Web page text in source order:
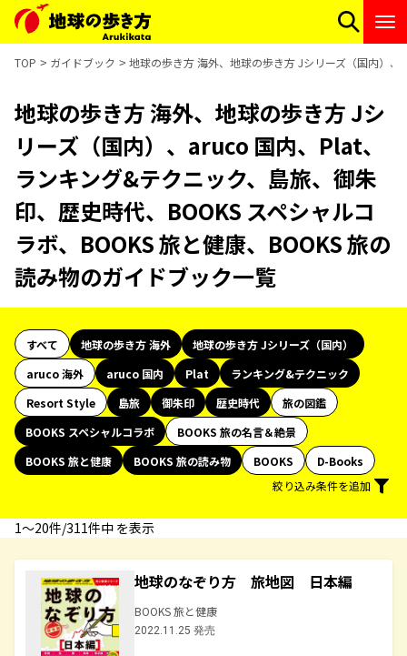
TOP ガイドブック 地球の歩き方 海外、地球の歩き方 Jシリーズ（国内）
地球の歩き方 海外、地球の歩き方 Jシ
リーズ（国内）、aruco 国内、Plat、
ランキング&テクニック、島旅、御朱
印、歴史時代、BOOKS スペシャルコ
ラボ、BOOKS 旅と健康、BOOKS 旅の
読み物のガイドブック一覧
すべて 地球の歩き方 海外
地球の歩き方 Jシリーズ（国内）
aruco 海外
aruco 国内 Plat
ランキング&テクニック
Resort Style
島旅 御朱印 歴史時代
旅の図鑑
BOOKS スペシャルコラボ
BOOKS 旅の名言＆絶景
BOOKS 旅と健康
BOOKS 旅の読み物 BOOKS
D-Books
絞り込み条件を追加
1〜20件/311件中 を表示
地球のなぞり方 旅地図 日本編
BOOKS 旅と健康
2022.11.25 発売